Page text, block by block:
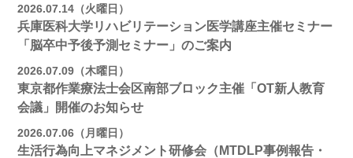
2026.07.14（火曜日）
兵庫医科大学リハビリテーション医学講座主催セミナー
「脳卒中予後予測セミナー」のご案内
2026.07.09（木曜日）
東京都作業療法士会区南部ブロック主催「OT新人教育
会議」開催のお知らせ
2026.07.06（月曜日）
生活行為向上マネジメント研修会（MTDLP事例報告・